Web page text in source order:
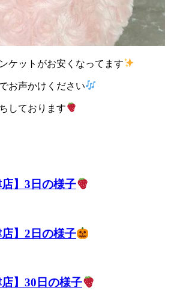
ケットがお安くなってます
お声かけください
しております
店】3日の様子
店】2日の様子
店】30日の様子